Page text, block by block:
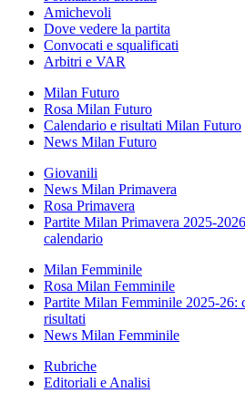
Amichevoli
Dove vedere la partita
Convocati e squalificati
Arbitri e VAR
Milan Futuro
Rosa Milan Futuro
Calendario e risultati Milan Futuro
News Milan Futuro
Giovanili
News Milan Primavera
Rosa Primavera
Partite Milan Primavera 2025-
calendario
Milan Femminile
Rosa Milan Femminile
Partite Milan Femminile 2025-26:
risultati
News Milan Femminile
Rubriche
Editoriali e Analisi